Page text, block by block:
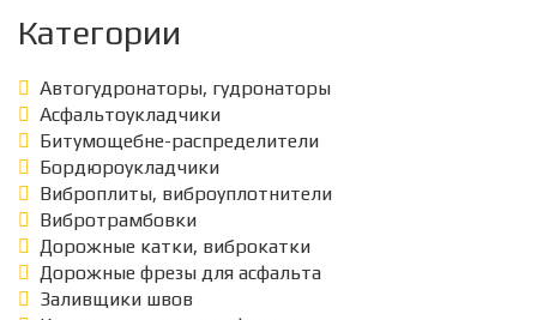
Категории
Автогудронаторы, гудронаторы
Асфальтоукладчики
Битумощебне-распределители
Бордюроукладчики
Виброплиты, виброуплотнители
Вибротрамбовки
Дорожные катки, виброкатки
Дорожные фрезы для асфальта
Заливщики швов